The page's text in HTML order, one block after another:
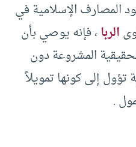
المصارف الإسلامية في
الربا، فإنه يوصي بأن
المشروعة دون
إلى كونها تمويلاً
.